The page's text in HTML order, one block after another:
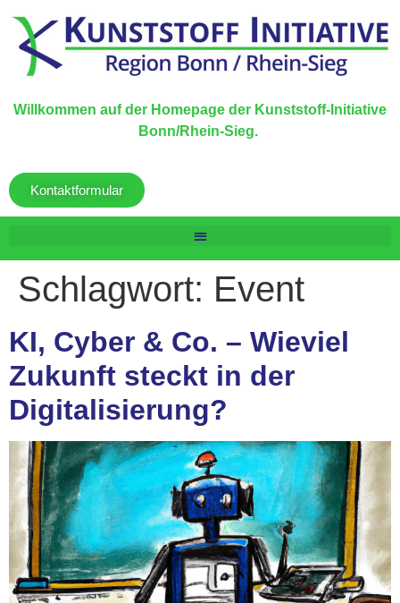
Willkommen auf der Homepage der Kunststoff-Initiative
Bonn/Rhein-Sieg.
Kontaktformular
Schlagwort: Event
KI, Cyber & Co. – Wieviel
Zukunft steckt in der
Digitalisierung?